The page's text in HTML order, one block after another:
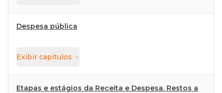
Despesa pública
Exibir capítulos
Etapas e estágios da Receita e Despesa. Restos a